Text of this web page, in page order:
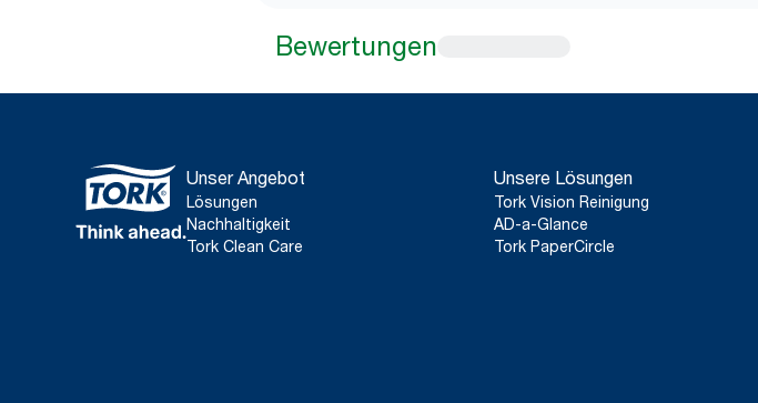
Bewertungen
Unser Angebot
Lösungen
Nachhaltigkeit
Tork Clean Care
Unsere Lösungen
Tork Vision Reinigung
AD-a-Glance
Tork PaperCircle